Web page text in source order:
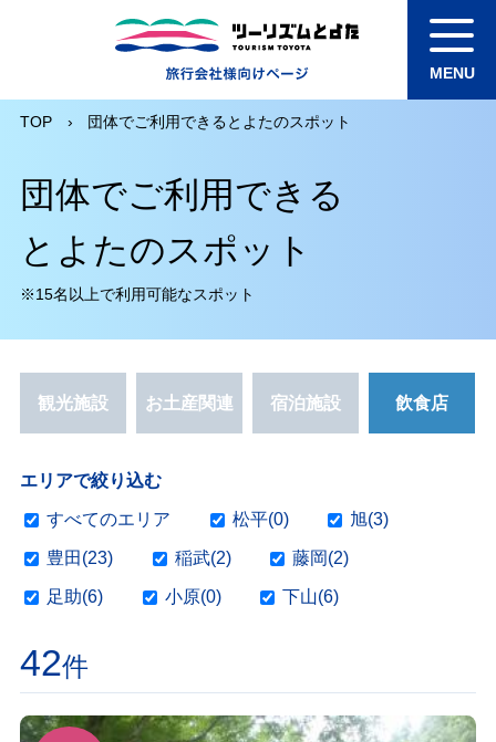
TOP 団体でご利用できるとよたのスポット
団体でご利用できる
とよたのスポット
※15名以上で利用可能なスポット
観光施設 お土産関連 宿泊施設 飲食店
エリアで絞り込む
すべてのエリア 松平(0) 旭(3)
豊田(23) 稲武(2) 藤岡(2)
足助(6) 小原(0) 下山(6)
42件